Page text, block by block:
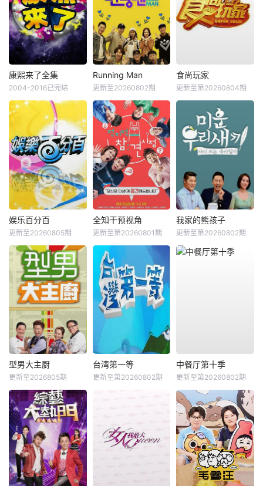
康熙来了全集
2004-2016已完结
Running Man
更新至20260802期
食尚玩家
更新至第20260804期
娱乐百分百
更新至20260805期
全知干预视角
更新至第20260801期
我家的熊孩子
更新至第20260802期
型男大主厨
更新至2026805期
台湾第一等
更新至第20260802期
中餐厅第十季
更新至第20260802期